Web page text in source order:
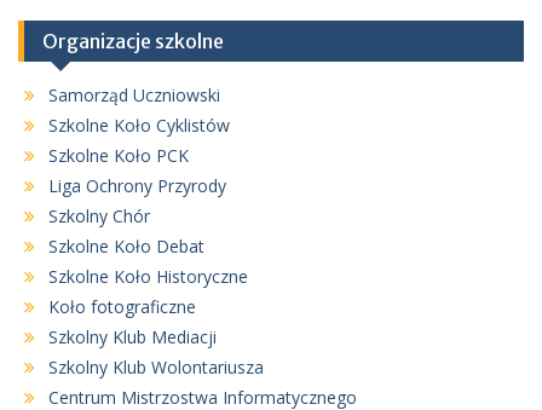
Organizacje szkolne
Samorząd Uczniowski
Szkolne Koło Cyklistów
Szkolne Koło PCK
Liga Ochrony Przyrody
Szkolny Chór
Szkolne Koło Debat
Szkolne Koło Historyczne
Koło fotograficzne
Szkolny Klub Mediacji
Szkolny Klub Wolontariusza
Centrum Mistrzostwa Informatycznego